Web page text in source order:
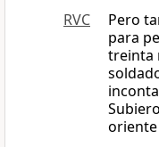
RVC
Pero
para
treinta
oriente